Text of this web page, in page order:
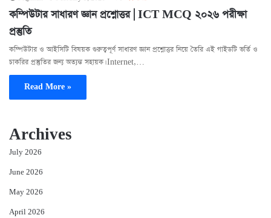
কম্পিউটার সাধারণ জ্ঞান প্রশ্নোত্তর | ICT MCQ ২০২৬ পরীক্ষা
প্রস্তুতি
কম্পিউটার ও আইসিটি বিষয়ক গুরুত্বপূর্ণ সাধারণ জ্ঞান প্রশ্নোত্তর নিয়ে তৈরি এই গাইডটি ভর্তি ও
চাকরির প্রস্তুতির জন্য অত্যন্ত সহায়ক। Internet,…
Read More »
Archives
July 2026
June 2026
May 2026
April 2026